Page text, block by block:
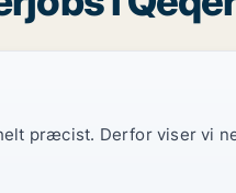
præcist. Derfor viser vi